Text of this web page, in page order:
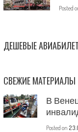
Posted
ДЕШЕВЫЕ
СВЕЖИЕ МАТЕРИАЛЫ
В
Posted on